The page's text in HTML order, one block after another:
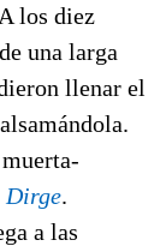
los diez
una larga
llenar el
Dirge.
a las